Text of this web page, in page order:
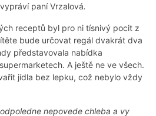
vypráví paní Vrzalová.
receptů byl pro ni tísnivý pocit z
bude určovat regál dvakrát dva
představovala nabídka
A ještě ne ve všech.
jídla bez lepku, což nebylo vždy
nepovede chleba a vy